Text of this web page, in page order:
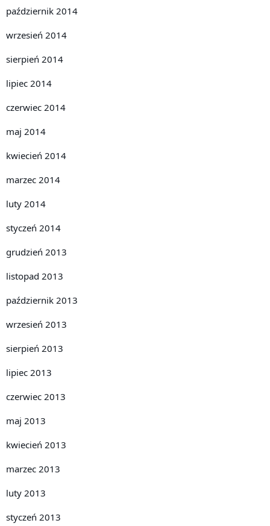
październik 2014
wrzesień 2014
sierpień 2014
lipiec 2014
czerwiec 2014
maj 2014
kwiecień 2014
marzec 2014
luty 2014
styczeń 2014
grudzień 2013
listopad 2013
październik 2013
wrzesień 2013
sierpień 2013
lipiec 2013
czerwiec 2013
maj 2013
kwiecień 2013
marzec 2013
luty 2013
styczeń 2013